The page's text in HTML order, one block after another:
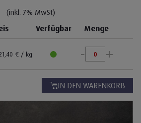
(inkl. 7% MwSt)
Verfügbar Menge
€ / kg - +
IN DEN WARENKORB